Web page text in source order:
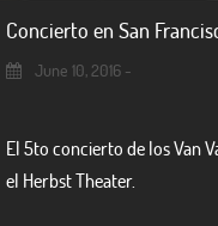
Concierto en San
June 10, 2016 -
El 5to concierto de los Van
el Herbst Theater.